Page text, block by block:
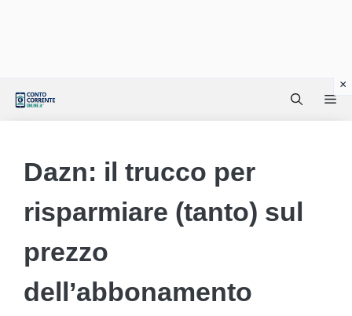
Dazn: il trucco per
risparmiare (tanto) sul
prezzo
dell’abbonamento